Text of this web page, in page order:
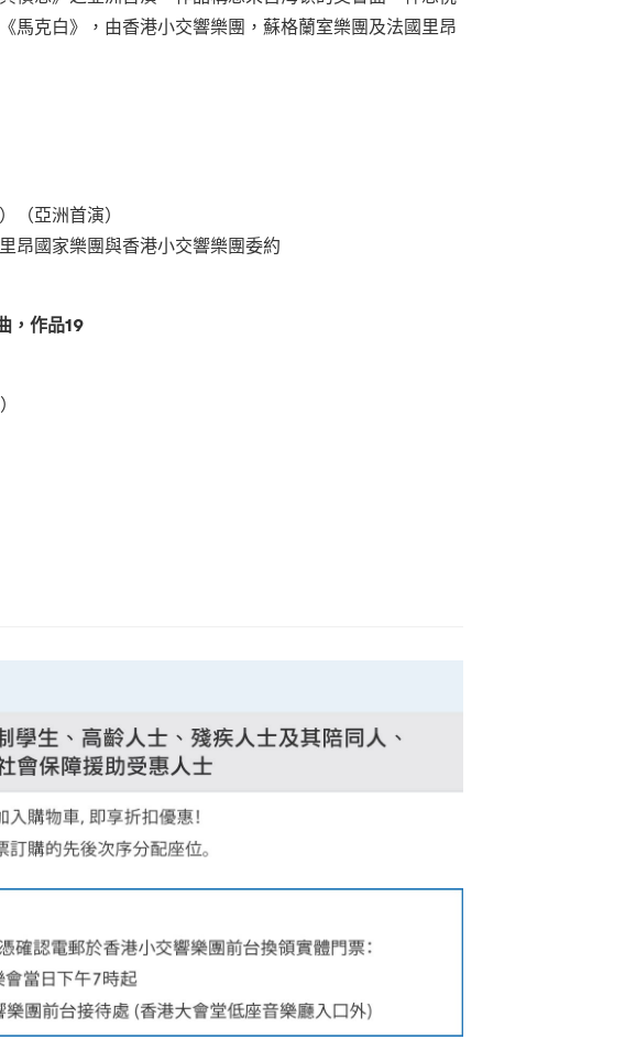
馬克白》，由香港小交響樂團，蘇格蘭室樂團及法國里昂
（亞洲首演）
昂國家樂團與香港小交響樂團委約
，作品19